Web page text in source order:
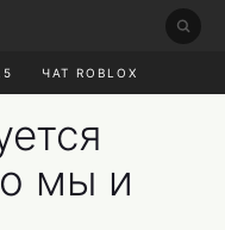
ЧАТ ROBLOX
мы и